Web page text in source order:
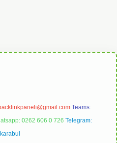
Teams:
0262 606 0 726 Telegram: